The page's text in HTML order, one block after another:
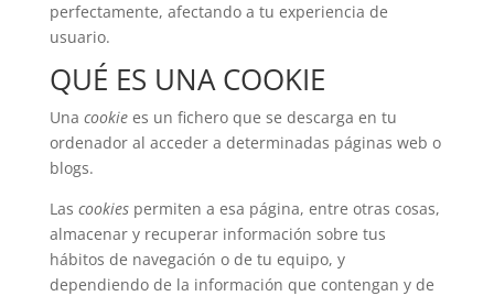
perfectamente, afectando a tu experiencia de
usuario.
QUÉ ES UNA COOKIE
Una cookiees un fichero que se descarga en tu
ordenador al acceder a determinadas páginas web o
blogs.
Las cookiespermiten a esa página, entre otras cosas,
almacenar y recuperar información sobre tus
hábitos de navegación o de tu equipo, y
dependiendo de la información que contengan y de